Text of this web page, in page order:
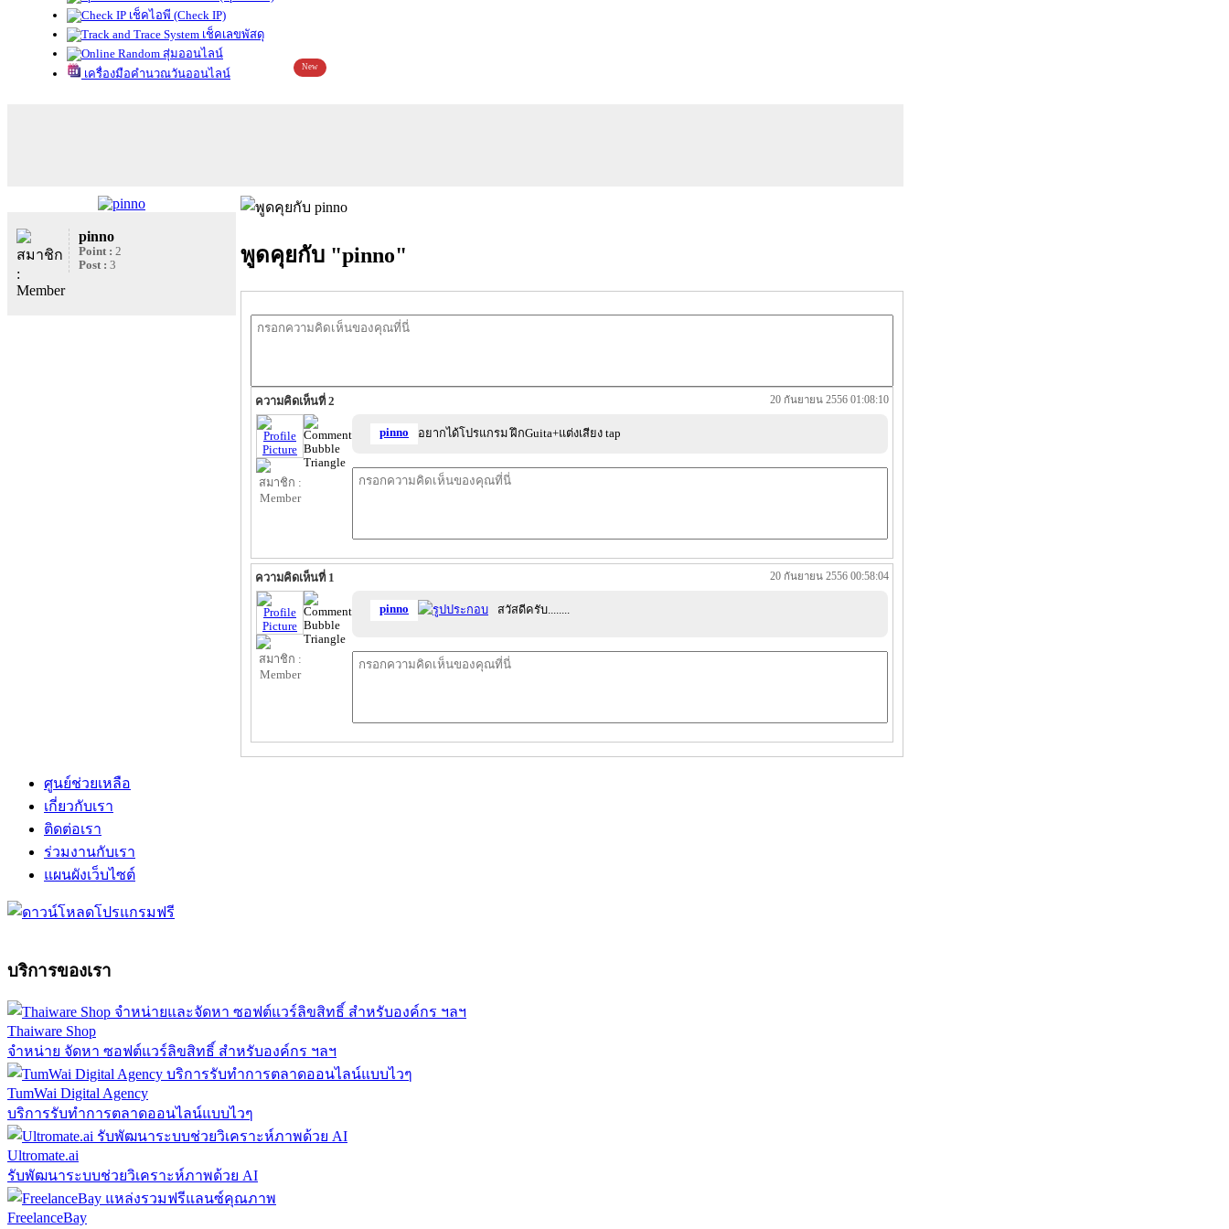
เช็คไอพี (Check IP)
เช็คเลขพัสดุ
สุ่มออนไลน์
เครื่องมือคำนวณวันออนไลน์
New
pinno
Point : 2
Post : 3 พูดคุยกับ "pinno"
ความคิดเห็นที่ 2 20 กันยายน 2556 01:08:10
pinno อยากได้โปรแกรม ฝึกGuita+แต่งเสียง tap
ความคิดเห็นที่ 1 20 กันยายน 2556 00:58:04
pinno สวัสดีครับ........
ศูนย์ช่วยเหลือ
เกี่ยวกับเรา
ติดต่อเรา
ร่วมงานกับเรา
แผนผังเว็บไซต์
บริการของเรา
Thaiware Shop
จำหน่าย จัดหา ซอฟต์แวร์ลิขสิทธิ์ สำหรับองค์กร ฯลฯ
TumWai Digital Agency
บริการรับทำการตลาดออนไลน์แบบไวๆ
Ultromate.ai
รับพัฒนาระบบช่วยวิเคราะห์ภาพด้วย AI
FreelanceBay